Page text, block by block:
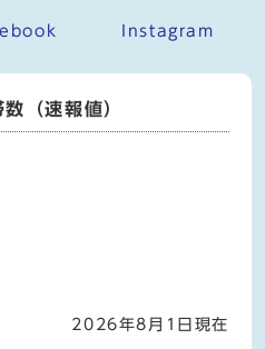
Instagram
（速報値）
2026年8月1日現在